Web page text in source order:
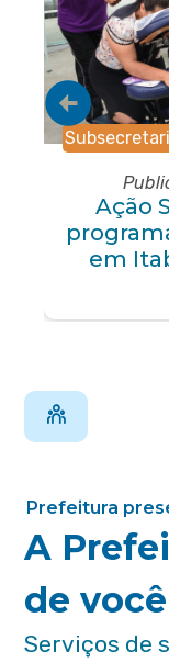
Ação
em
Prefeitura
A
de você
Serviços de